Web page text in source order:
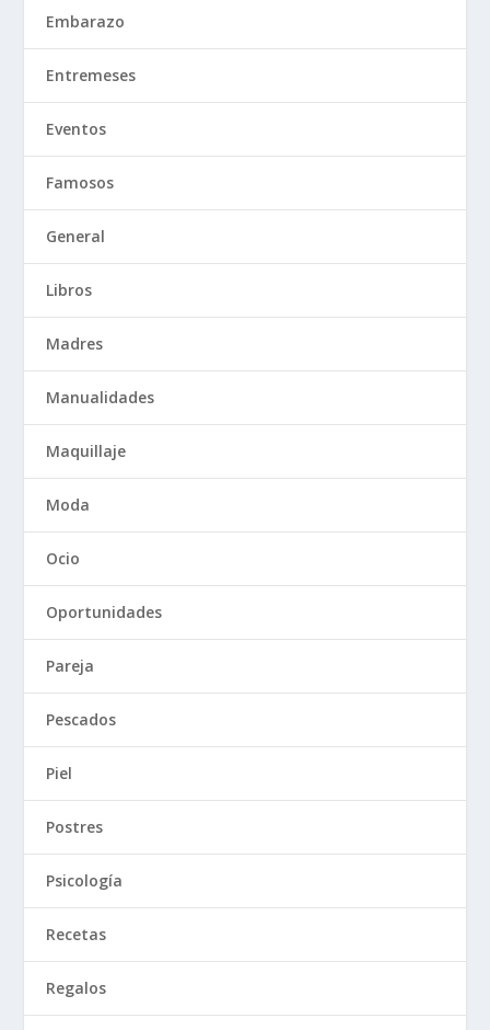
Embarazo
Entremeses
Eventos
Famosos
General
Libros
Madres
Manualidades
Maquillaje
Moda
Ocio
Oportunidades
Pareja
Pescados
Piel
Postres
Psicología
Recetas
Regalos